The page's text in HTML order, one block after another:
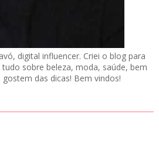
digital influencer. Criei o blog para
sobre beleza, moda, saúde, bem
gostem das dicas! Bem vindos!